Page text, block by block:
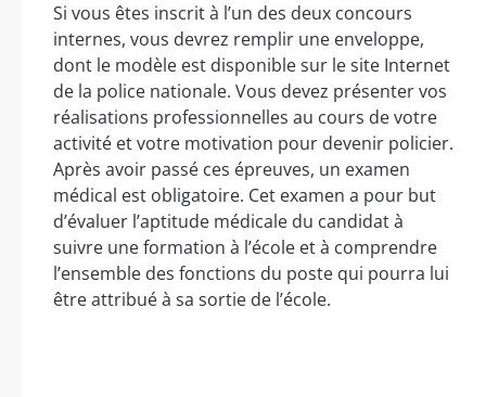
Si vous êtes inscrit à l’un des deux concours
internes, vous devrez remplir une enveloppe,
dont le modèle est disponible sur le site Internet
de la police nationale. Vous devez présenter vos
réalisations professionnelles au cours de votre
activité et votre motivation pour devenir policier.
Après avoir passé ces épreuves, un examen
médical est obligatoire. Cet examen a pour but
d’évaluer l’aptitude médicale du candidat à
suivre une formation à l’école et à comprendre
l’ensemble des fonctions du poste qui pourra lui
être attribué à sa sortie de l’école.